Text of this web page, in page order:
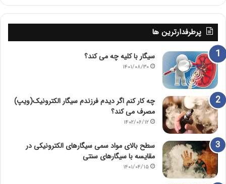
پرطرفدارترین ها
سیگار با کلیه چه می کند؟
۱۴۰۱/۰۸/۳۰
چه کار کنم اگر دیدم فرزندم سیگار الکترونیک(ویپ)
مصرف می کند؟
۱۴۰۲/۰۶/۱۲
سطح بالای مواد سمی سیگارهای الکترونیکی در
مقایسه با سیگارهای سنتی
۱۴۰۱/۰۴/۱۵